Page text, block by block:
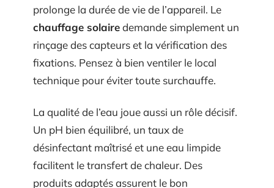
prolonge la durée de vie de l’appareil. Le
chauffage solairedemande simplement un
rinçage des capteurs et la vérification des
fixations. Pensez à bien ventiler le local
technique pour éviter toute surchauffe.
La qualité de l’eau joue aussi un rôle décisif.
Un pH bien équilibré, un taux de
désinfectant maîtrisé et une eau limpide
facilitent le transfert de chaleur. Des
produits adaptés assurent le bon